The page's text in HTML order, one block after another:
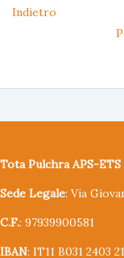
Indietro
Tota Pulchra APS-ETS
Sede Legale: Via
C.F.: 97939900581
IBAN: IT11 B031 2403